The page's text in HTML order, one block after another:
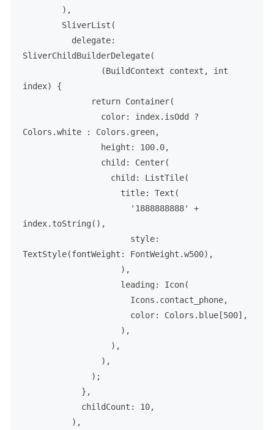
SliverList (
SliverChildBuilderDelegate(
index) {
color: index.isOdd ?
Colors.white : Colors.green,
                height:
100.0,
                child:
Center(
                  child:
ListTile(
                    title:
Text (
'1888888888'
+
index. toString(),
TextStyle(fontWeight: FontWeight.w500),
                    leading:
Icon(
                      color: Colors.blue[
500],
            childCount:
10,